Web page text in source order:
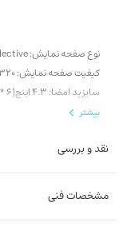
نوع صفحه نمایش: LCD Positive reflective
کیفیت صفحه نمایش: 320 * 200 پیکسل
سایز پد امضا: 4.3 اینچ(6 * 10 سانتیمتر)
حساسیت به فشار قلم: 1024 Level
بیشتر
نقد و بررسی
مشخصات فنی